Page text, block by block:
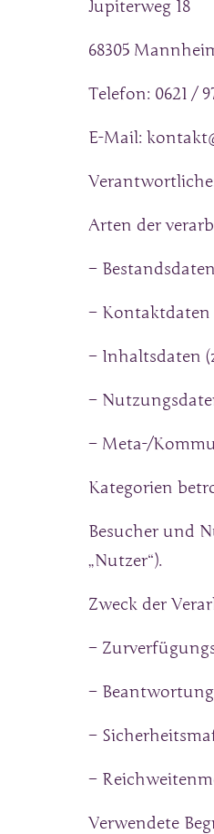
Jupiterweg 18
68305
Telefon: 0621 /
E-Mail:
Arten der
–
– Kontaktdaten
– Inhaltsdaten
–
– Meta-/
Kategorien
Besucher und
„Nutzer“).
Zweck der
–
–
–
–
Verwendete